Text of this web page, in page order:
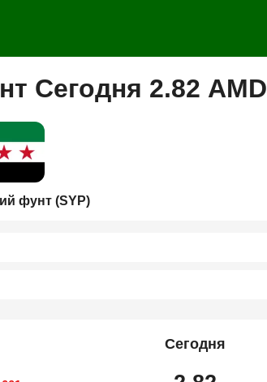
Сегодня 2.82 AMD
фунт (SYP)
Сегодня